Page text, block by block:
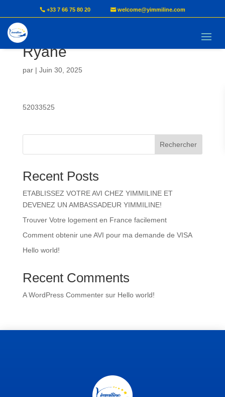
+33 7 66 75 80 20 welcome@yimmiline.com
ANDONG EVOUNG Katia
Ryane
par | Juin 30, 2025
52033525
Rechercher
Recent Posts
ETABLISSEZ VOTRE AVI CHEZ YIMMILINE ET
DEVENEZ UN AMBASSADEUR YIMMILINE!
Trouver Votre logement en France facilement
Comment obtenir une AVI pour ma demande de VISA
Hello world!
Recent Comments
A WordPress Commentersur Hello world!